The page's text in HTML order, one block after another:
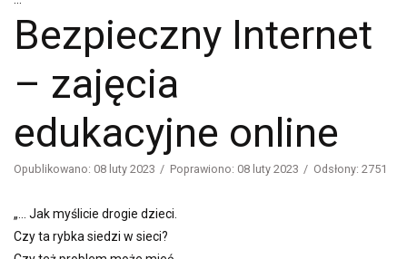
Bezpieczny Internet
– zajęcia
edukacyjne online
Opublikowano: 08 luty 2023 Poprawiono: 08 luty 2023 Odsłony: 2751
„… Jak myślicie drogie dzieci.
Czy ta rybka siedzi w sieci?